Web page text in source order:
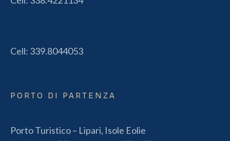
Cell: 339.8044053
PORTO DI PARTENZA
Porto Turistico – Lipari, Isole Eolie